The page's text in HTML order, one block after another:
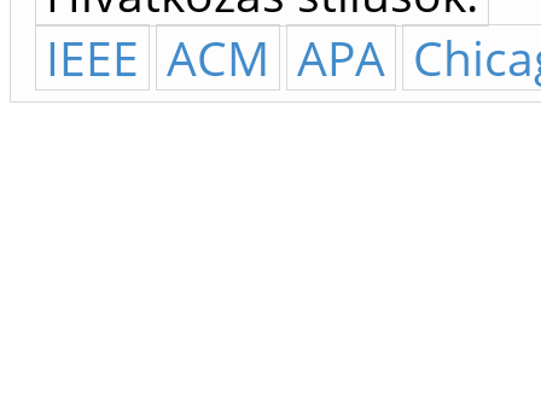
IEEE ACM APA